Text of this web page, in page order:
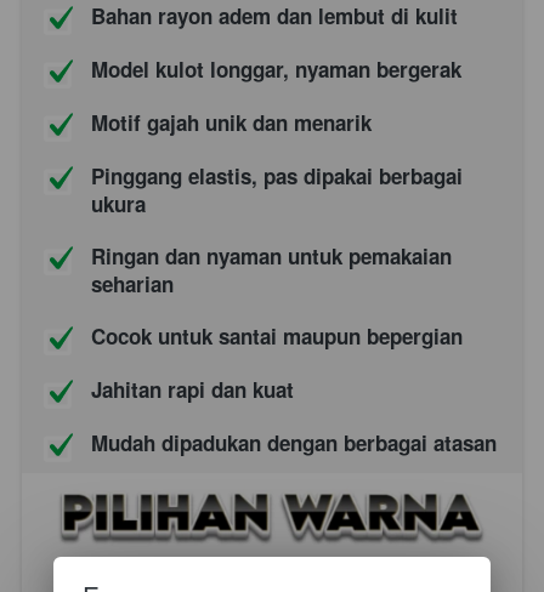
Bahan rayon adem dan lembut di kulit
Model kulot longgar, nyaman bergerak
Motif gajah unik dan menarik
Pinggang elastis, pas dipakai berbagai
ukura
Ringan dan nyaman untuk pemakaian
seharian
Cocok untuk santai maupun bepergian
Jahitan rapi dan kuat